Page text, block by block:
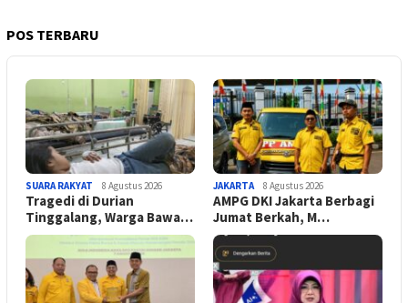
POS TERBARU
SUARA RAKYAT 8 Agustus 2026
Tragedi di Durian
Tinggalang, Warga Bawa…
JAKARTA 8 Agustus 2026
AMPG DKI Jakarta Berbagi
Jumat Berkah, M…